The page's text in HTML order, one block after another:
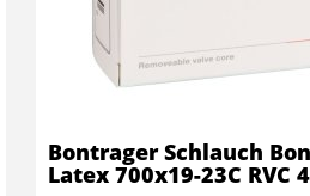
Bontrager Schlauch
Latex 700x19-23C RVC